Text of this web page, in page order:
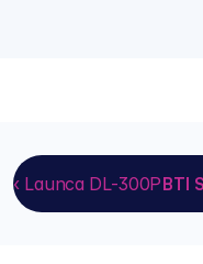
‹ Launca DL-300PBTI